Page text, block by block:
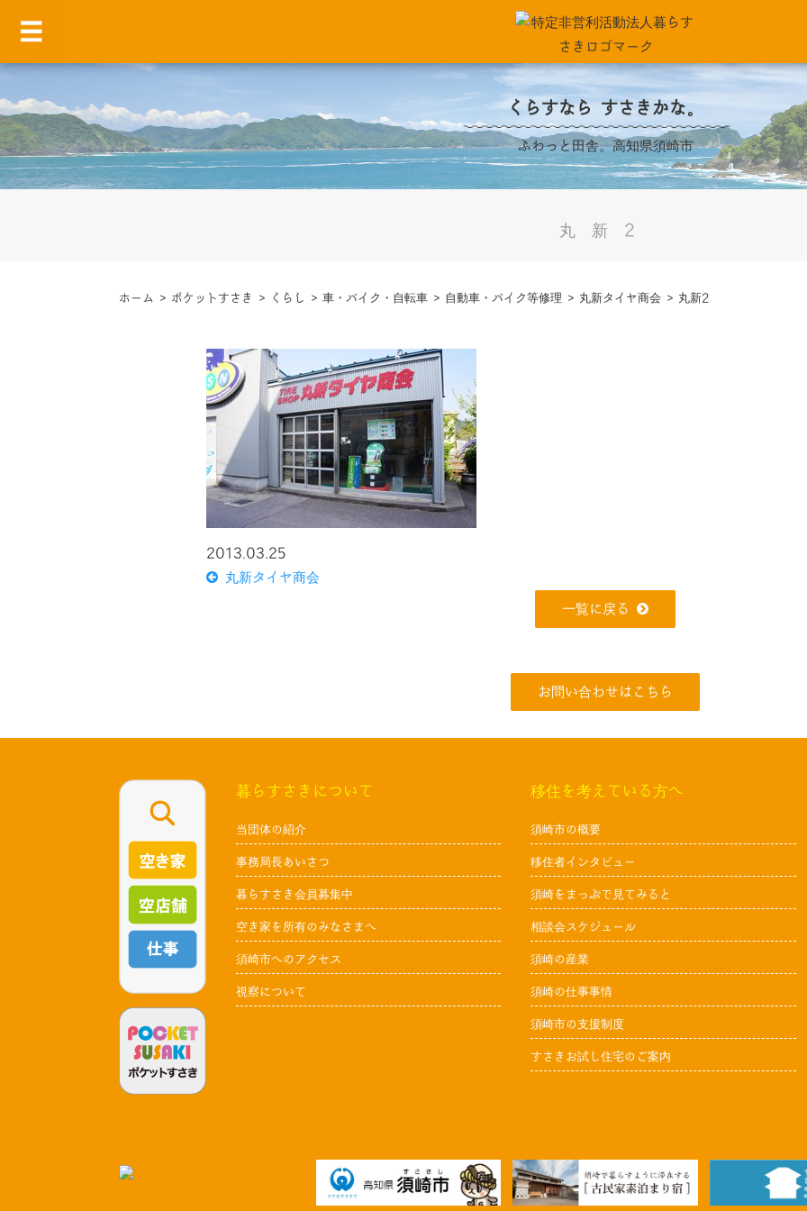
くらすなら すさきかな。
ふわっと田舎。高知県須崎市
丸新2
ホーム > ポケットすさき > くらし > 車・バイク・自転車 > 自動車・バイク等修理 > 丸新タイヤ商会 > 丸新2
2013.03.25
丸新タイヤ商会
一覧に戻る
お問い合わせはこちら
暮らすさきについて
当団体の紹介
事務局長あいさつ
暮らすさき会員募集中
空き家を所有のみなさまへ
須崎市へのアクセス
視察について
移住を考えている方へ
須崎市の概要
移住者インタビュー
須崎をまっぷで見てみると
相談会スケジュール
須崎の産業
須崎の仕事事情
須崎市の支援制度
すさきお試し住宅のご案内